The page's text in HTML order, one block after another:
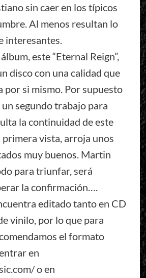
sin caer en los típicos
Al menos resultan lo
interesantes.
este “Eternal Reign”,
disco con una calidad que
por si mismo. Por supuesto
segundo trabajo para
la continuidad de este
primera vista, arroja unos
muy buenos. Martin
para triunfar, será
la confirmación….
editado tanto en CD
vinilo, por lo que para
el formato
en
o en